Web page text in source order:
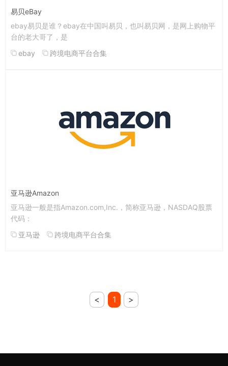
易贝eBay
ebay易贝是谁？ebay在中国叫易贝，也叫易贝网，是网上购物平
台的老大哥了，是
ebay
跨境电商平台合集
亚马逊Amazon
亚马逊一般是指Amazon.com,Inc.，简称亚马逊，NASDAQ股票
代码：
亚马逊
跨境电商平台合集
< 1 >